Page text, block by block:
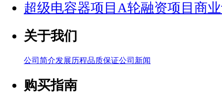
超级电容器项目A轮融资项目商
关于我们
公司简介发展历程品质保证公司新闻
购买指南